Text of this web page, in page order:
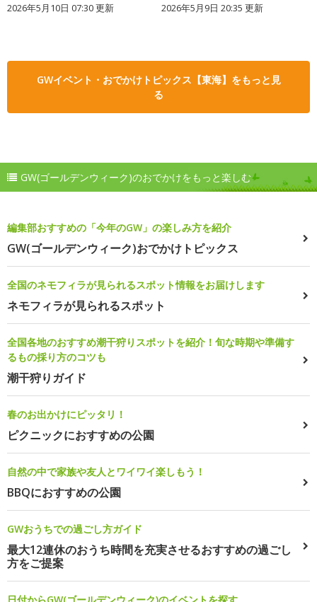
2026年5月10日 07:30 更新 2026年5月9日 20:35 更新
GWイベント・おでかけトピックス【東海】をもっと見
る
GW(ゴールデンウィーク)のおでかけをもっと楽しむ
編集部おすすめの「今年のGW」の楽しみ方を紹介
GW(ゴールデンウィーク)おでかけトピックス
全国のネモフィラが見られるスポット情報をお届けします
ネモフィラが見られるスポット
全国各地のおすすめ潮干狩りスポットを紹介！旬な時期や準備す
るもの採り方のコツも
潮干狩りガイド
春のお出かけにピッタリ！
ピクニックにおすすめの公園
自然の中で家族や友人とワイワイ楽しもう！
BBQにおすすめの公園
GWおうちでの過ごし方ガイド
最大12連休のおうち時間を充実させるおすすめの過ごし
方をご提案